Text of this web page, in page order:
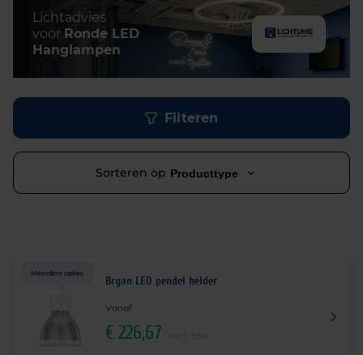
Lichtadvies
voor Ronde LED
Hanglampen
Filteren
Sorteren op Producttype
Meerdere opties
Bryan LED pendel helder
Vanaf
€226,67